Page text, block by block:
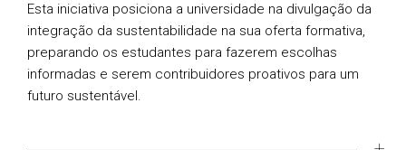
Esta iniciativa posiciona a universidade na divulgação da
integração da sustentabilidade na sua oferta formativa,
preparando os estudantes para fazerem escolhas
informadas e serem contribuidores proativos para um
futuro sustentável.